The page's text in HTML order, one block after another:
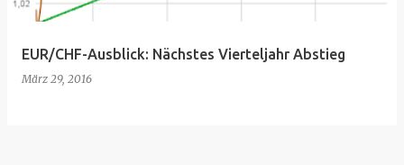
EUR/CHF-Ausblick: Nächstes Vierteljahr Abstieg
März 29, 2016